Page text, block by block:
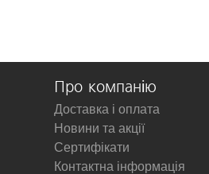
Про компанію
Доставка і оплата
Новини та акції
Сертифікати
Контактна інформація